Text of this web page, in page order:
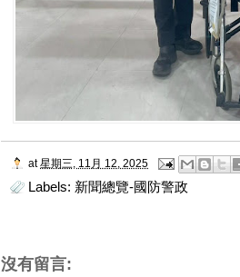
at 星期三, 11月 12, 2025
Labels: 新聞總覽-國防警政
沒有留言: